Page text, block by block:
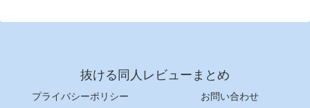
抜ける同人レビューまとめ
プライバシーポリシー お問い合わせ